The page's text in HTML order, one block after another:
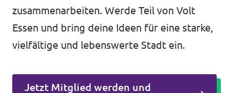
zusammenarbeiten. Werde Teil von Volt
Essen und bring deine Ideen für eine starke,
vielfältige und lebenswerte Stadt ein.
Jetzt Mitglied werden und